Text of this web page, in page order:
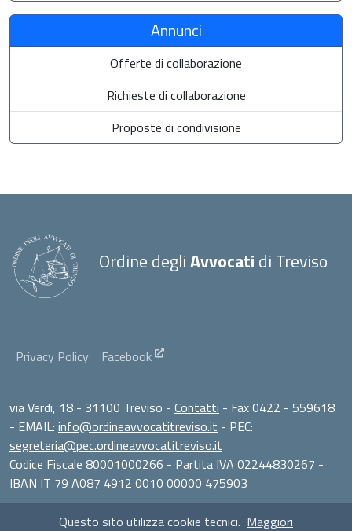
Annunci
Offerte di collaborazione
Richieste di collaborazione
Proposte di condivisione
Ordine degliAvvocati di Treviso
Privacy Policy Facebook
via Verdi, 18 - 31100 Treviso - Contatti - Fax 0422 - 559618
- EMAIL: info@ordineavvocatitreviso.it - PEC:
segreteria@pec.ordineavvocatitreviso.it
Codice Fiscale 80001000266 - Partita IVA 02244830267 -
IBAN IT 79 A087 4912 0010 00000 475903
Questo sito utilizza cookie tecnici. Maggiori